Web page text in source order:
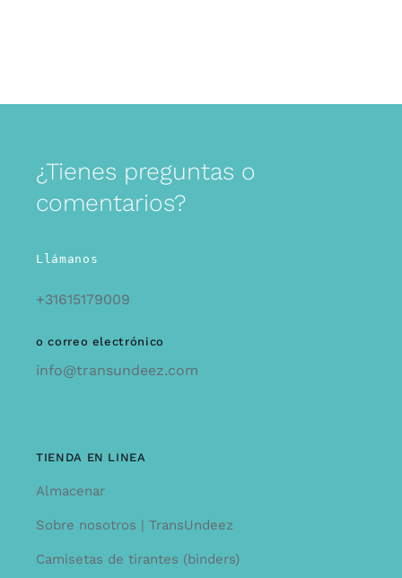
¿Tienes preguntas o
comentarios?
Llámanos
+31615179009
o correo electrónico
info@transundeez.com
TIENDA EN LINEA
Almacenar
Sobre nosotros | TransUndeez
Camisetas de tirantes (binders)